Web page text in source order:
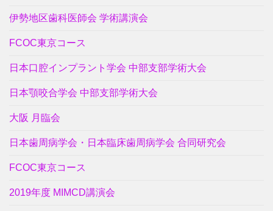
伊勢地区歯科医師会 学術講演会
FCOC東京コース
日本口腔インプラント学会 中部支部学術大会
日本顎咬合学会 中部支部学術大会
大阪 月臨会
日本歯周病学会・日本臨床歯周病学会 合同研究会
FCOC東京コース
2019年度 MIMCD講演会